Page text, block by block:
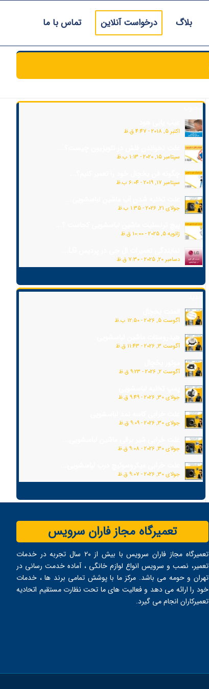
بلاگ درخواست آنلاین تماس با ما
اکتبر 5, 2018 - 4:47 ق.ظ
سپتامبر 15, 2020 - 1:13 ب.ظ
سپتامبر 17, 2019 - 6:04 ب.ظ
جولای 21, 2026 - 1:35 ب.ظ
ژانویه 5, 2025 - 10:00 ق.ظ
دسامبر 20, 2025 - 7:30 ق.ظ
آگوست 5, 2026 - 12:50 ب.ظ
آگوست 3, 2026 - 11:43 ق.ظ
آگوست 2, 2026 - 9:23 ق.ظ
جولای 30, 2026 - 9:49 ق.ظ
جولای 30, 2026 - 9:09 ق.ظ
جولای 30, 2026 - 9:08 ق.ظ
جولای 30, 2026 - 9:07 ق.ظ
تعمیرگاه مجاز فاران سرویس
تعمیرگاه مجاز فاران سرویس با بیش از ۲۰ سال تجربه در خدمات
تعمیر، نصب و سرویس انواع لوازم خانگی ، آماده خدمت ‌رسانی در
تهران و حومه می ‌باشد. مرکز ما با پوشش تمامی برند ها ، خدمات
خود را ارائه می ‌دهد و فعالیت های ما تحت نظارت مستقیم اتحادیه
تعمیرکاران انجام می ‌گیرد.